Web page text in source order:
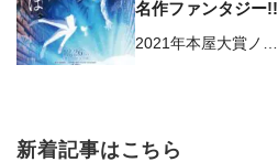
名作ファンタジー!!
2021年本屋大賞ノ…
新着記事はこちら